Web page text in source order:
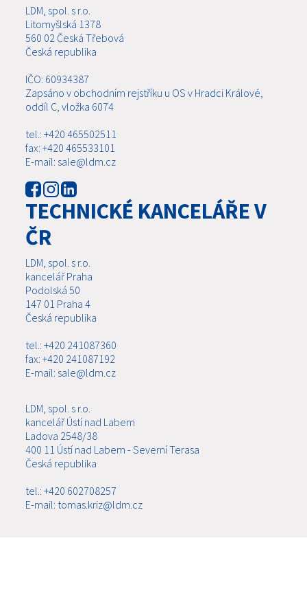
LDM, spol. s r.o.
Litomyšlská 1378
560 02 Česká Třebová
Česká republika
IČO: 60934387
Zapsáno v obchodním rejstříku u OS v Hradci Králové,
oddíl C, vložka 6074
tel.: +420 465502511
fax: +420 465533101
E-mail: sale@ldm.cz
TECHNICKÉ KANCELÁŘE V
ČR
LDM, spol. s r.o.
kancelář Praha
Podolská 50
147 01 Praha 4
Česká republika
tel.: +420 241087360
fax: +420 241087192
E-mail: sale@ldm.cz
LDM, spol. s r.o.
kancelář Ústí nad Labem
Ladova 2548/38
400 11 Ústí nad Labem - Severní Terasa
Česká republika
tel.: +420 602708257
E-mail: tomas.kriz@ldm.cz